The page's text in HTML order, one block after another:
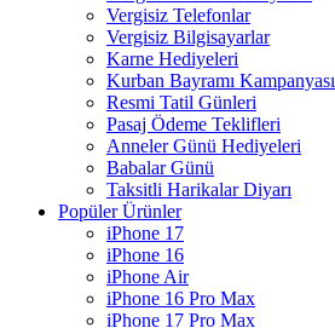
Vergisiz Telefonlar
Vergisiz Bilgisayarlar
Karne Hediyeleri
Kurban Bayramı Kampanyası
Resmi Tatil Günleri
Pasaj Ödeme Teklifleri
Anneler Günü Hediyeleri
Babalar Günü
Taksitli Harikalar Diyarı
Popüler Ürünler
iPhone 17
iPhone 16
iPhone Air
iPhone 16 Pro Max
iPhone 17 Pro Max